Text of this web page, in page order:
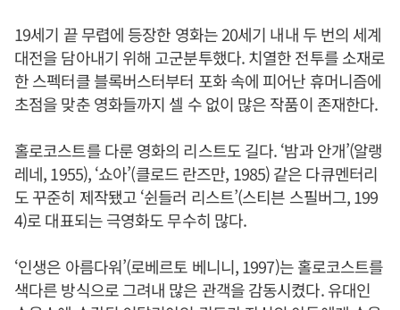
19세기 끝 무렵에 등장한 영화는 20세기 내내 두 번의 세계
대전을 담아내기 위해 고군분투했다. 치열한 전투를 소재로
한 스펙터클 블록버스터부터 포화 속에 피어난 휴머니즘에
초점을 맞춘 영화들까지 셀 수 없이 많은 작품이 존재한다.
홀로코스트를 다룬 영화의 리스트도 길다. ‘밤과 안개’(알랭
레네, 1955), ‘쇼아’(클로드 란즈만, 1985) 같은 다큐멘터리
도 꾸준히 제작됐고 ‘쉰들러 리스트’(스티븐 스필버그, 199
4)로 대표되는 극영화도 무수히 많다.
‘인생은 아름다워’(로베르토 베니니, 1997)는 홀로코스트를
색다른 방식으로 그려내 많은 관객을 감동시켰다. 유대인